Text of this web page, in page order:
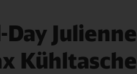
Julienne
Kühltasche